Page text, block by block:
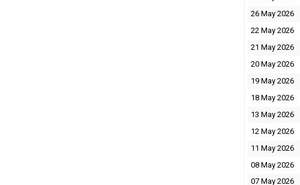
26 May 2026
22 May 2026
21 May 2026
20 May 2026
19 May 2026
18 May 2026
13 May 2026
12 May 2026
11 May 2026
08 May 2026
07 May 2026